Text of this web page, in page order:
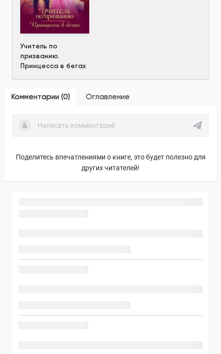
Учитель по
призванию.
Принцесса в бегах
Комментарии (0) Оглавление
Поделитесь впечатлениями о книге, это будет полезно для
других читателей!